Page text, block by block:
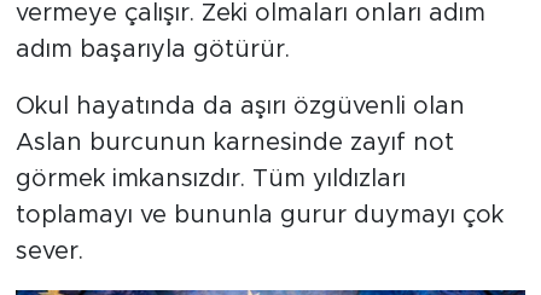
vermeye çalışır. Zeki olmaları onları adım
adım başarıyla götürür.
Okul hayatında da aşırı özgüvenli olan
Aslan burcunun karnesinde zayıf not
görmek imkansızdır. Tüm yıldızları
toplamayı ve bununla gurur duymayı çok
sever.